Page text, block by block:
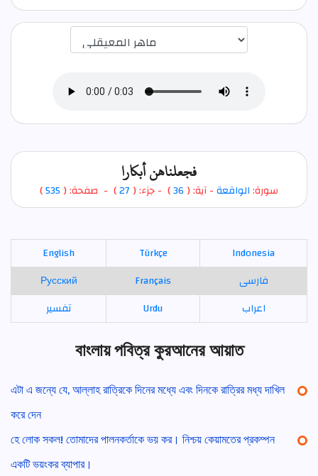
اختيار قارئ الآية
فجعلناهن أبكارا
سورة:الواقعة- آية: (36
) - جزء: ( 27) - صفحة: ( 535
)
English Türkçe
Indonesia
Русский
Français
فارسی
تفسير
Urdu اعراب
বাংলায় পবিত্র কুরআনের আয়াত
এটা এ জন্যে যে, আল্লাহ রাত্রিকে দিনের মধ্যে এবং দিনকে রাত্রির মধ্য দাখিল
করে দেন
হে লোক সকল! তোমাদের পালনকর্তাকে ভয় কর। নিশ্চয় কেয়ামতের প্রকম্পন
একটি ভয়ংকর ব্যাপার।